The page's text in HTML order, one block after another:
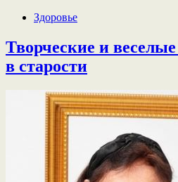
Здоровье
Творческие и
в старости